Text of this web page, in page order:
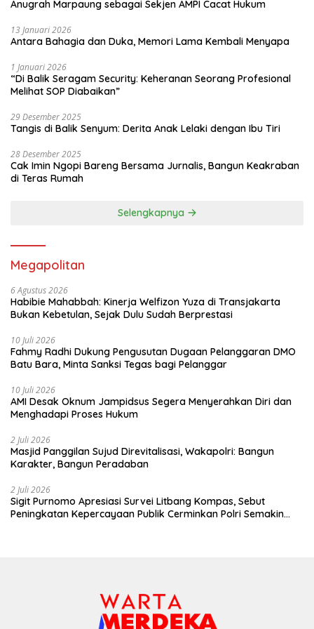
semuanya bisa terjaga untuk
tambah Sigit mengakhiri. red/tim
Anugrah Marpaung sebagai Sekjen AMPI Cacat Hukum
13 Januari 2026
Antara Bahagia dan Duka, Memori Lama Kembali Menyapa
1 Januari 2026
“Di Balik Seragam Security: Keheranan Seorang Profesional
Melihat SOP Diabaikan”
29 Desember 2025
Tangis di Balik Senyum: Derita Anak Lelaki dengan Ibu Tiri
28 Desember 2025
Cak Imin Ngopi Bareng Bersama Jurnalis, Bangun Keakraban
di Teras Rumah
Selengkapnya
Megapolitan
6 Agustus 2026
Habibie Mahabbah: Kinerja Welfizon Yuza di Transjakarta
Bukan Kebetulan, Sejak Dulu Sudah Berprestasi
10 Juli 2026
Fahmy Radhi Dukung Pengusutan Dugaan Pelanggaran DMO
Batu Bara, Minta Sanksi Tegas bagi Pelanggar
10 Juli 2026
AMI Desak Oknum Jampidsus Segera Menyerahkan Diri dan
Menghadapi Proses Hukum
2 Juli 2026
Masjid Panggilan Sujud Direvitalisasi, Wakapolri: Bangun
Karakter, Bangun Peradaban
2 Juli 2026
Sigit Purnomo Apresiasi Survei Litbang Kompas, Sebut
Peningkatan Kepercayaan Publik Cerminkan Polri Semakin